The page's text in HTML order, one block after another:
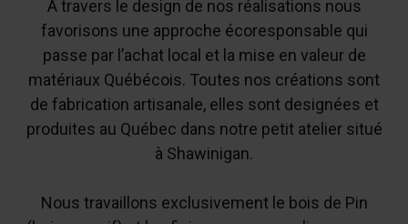
À travers le design de nos réalisations nous
favorisons une approche écoresponsable qui
passe par l’achat local et la mise en valeur de
matériaux Québécois. Toutes nos créations sont
de fabrication artisanale, elles sont designées et
produites au Québec dans notre petit atelier situé
à Shawinigan.
Nous travaillons exclusivement le bois de Pin